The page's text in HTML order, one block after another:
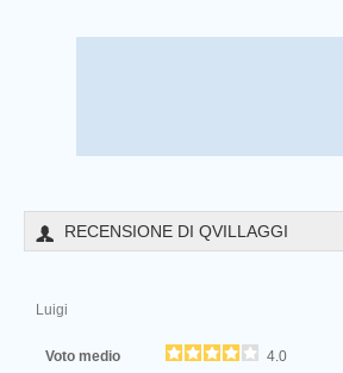
RECENSIONE DI QVILLAGGI
Luigi
Voto medio
4.0